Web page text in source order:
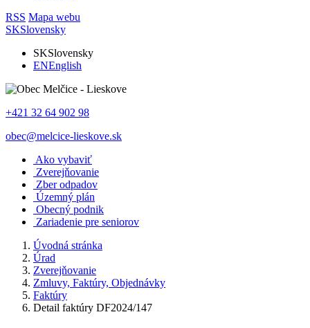
RSS Mapa webu
SKSlovensky
SKSlovensky
ENEnglish
+421 32 64 902 98
obec@melcice-lieskove.sk
Ako vybaviť
Zverejňovanie
Zber odpadov
Územný plán
Obecný podnik
Zariadenie pre seniorov
Úvodná stránka
Úrad
Zverejňovanie
Zmluvy, Faktúry, Objednávky
Faktúry
Detail faktúry DF2024/147